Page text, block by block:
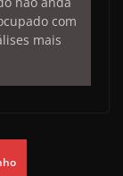
com
mais